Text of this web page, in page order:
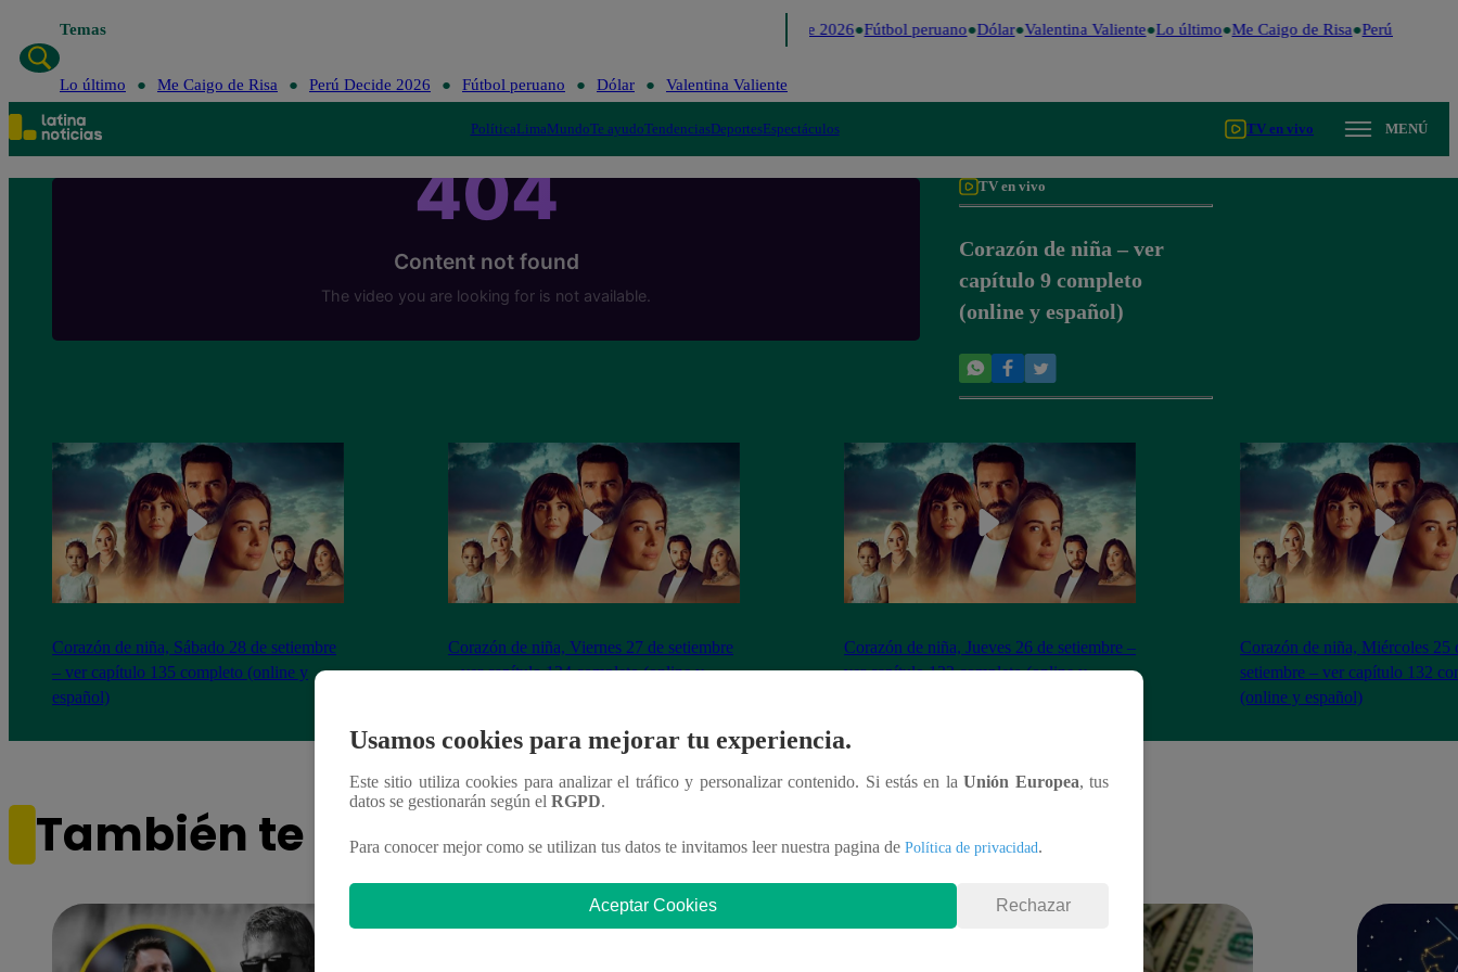
Temas Perú Decide 2026 Fútbol peruano Dólar Valentina Valiente Lo último Me Caigo de Risa Perú Decide
Lo último Me Caigo de Risa Perú Decide 2026 Fútbol peruano Dólar Valentina Valiente
PolíticaLimaMundoTe ayudoTendenciasDeportesEspectáculos TV en vivo MENÚ
TV en vivo
Corazón de niña – ver
capítulo 9 completo
(online y español)
Corazón de niña, Sábado 28 de setiembre
– ver capítulo 135 completo (online y
español)
Corazón de niña, Viernes 27 de setiembre
– ver capítulo 134 completo (online y
Corazón de niña, Jueves 26 de setiembre –
ver capítulo 133 completo (online y
Corazón de niña, Miércoles 25
setiembre – ver capítulo 132
(online y español)
También te puede interesar
Usamos cookies para mejorar tu experiencia.
Este sitio utiliza cookies para analizar el tráfico y personalizar contenido. Si estás en laUnión Europea, tus
datos se gestionarán según el RGPD.
Para conocer mejor como se utilizan tus datos te invitamos leer nuestra pagina de Política de privacidad.
Aceptar Cookies Rechazar